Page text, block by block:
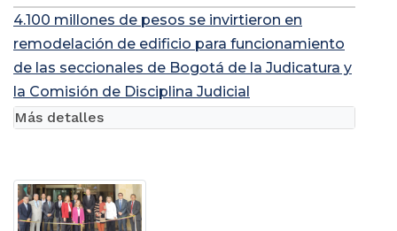
4.100 millones de pesos se invirtieron en
remodelación de edificio para funcionamiento
de las seccionales de Bogotá de la Judicatura y
la Comisión de Disciplina Judicial
Más detalles